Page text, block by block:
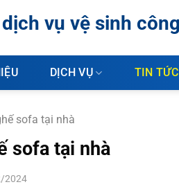
vụ vệ sinh
DỊCH VỤ TIN TỨC
sofa tại nhà
sofa tại nhà
2024